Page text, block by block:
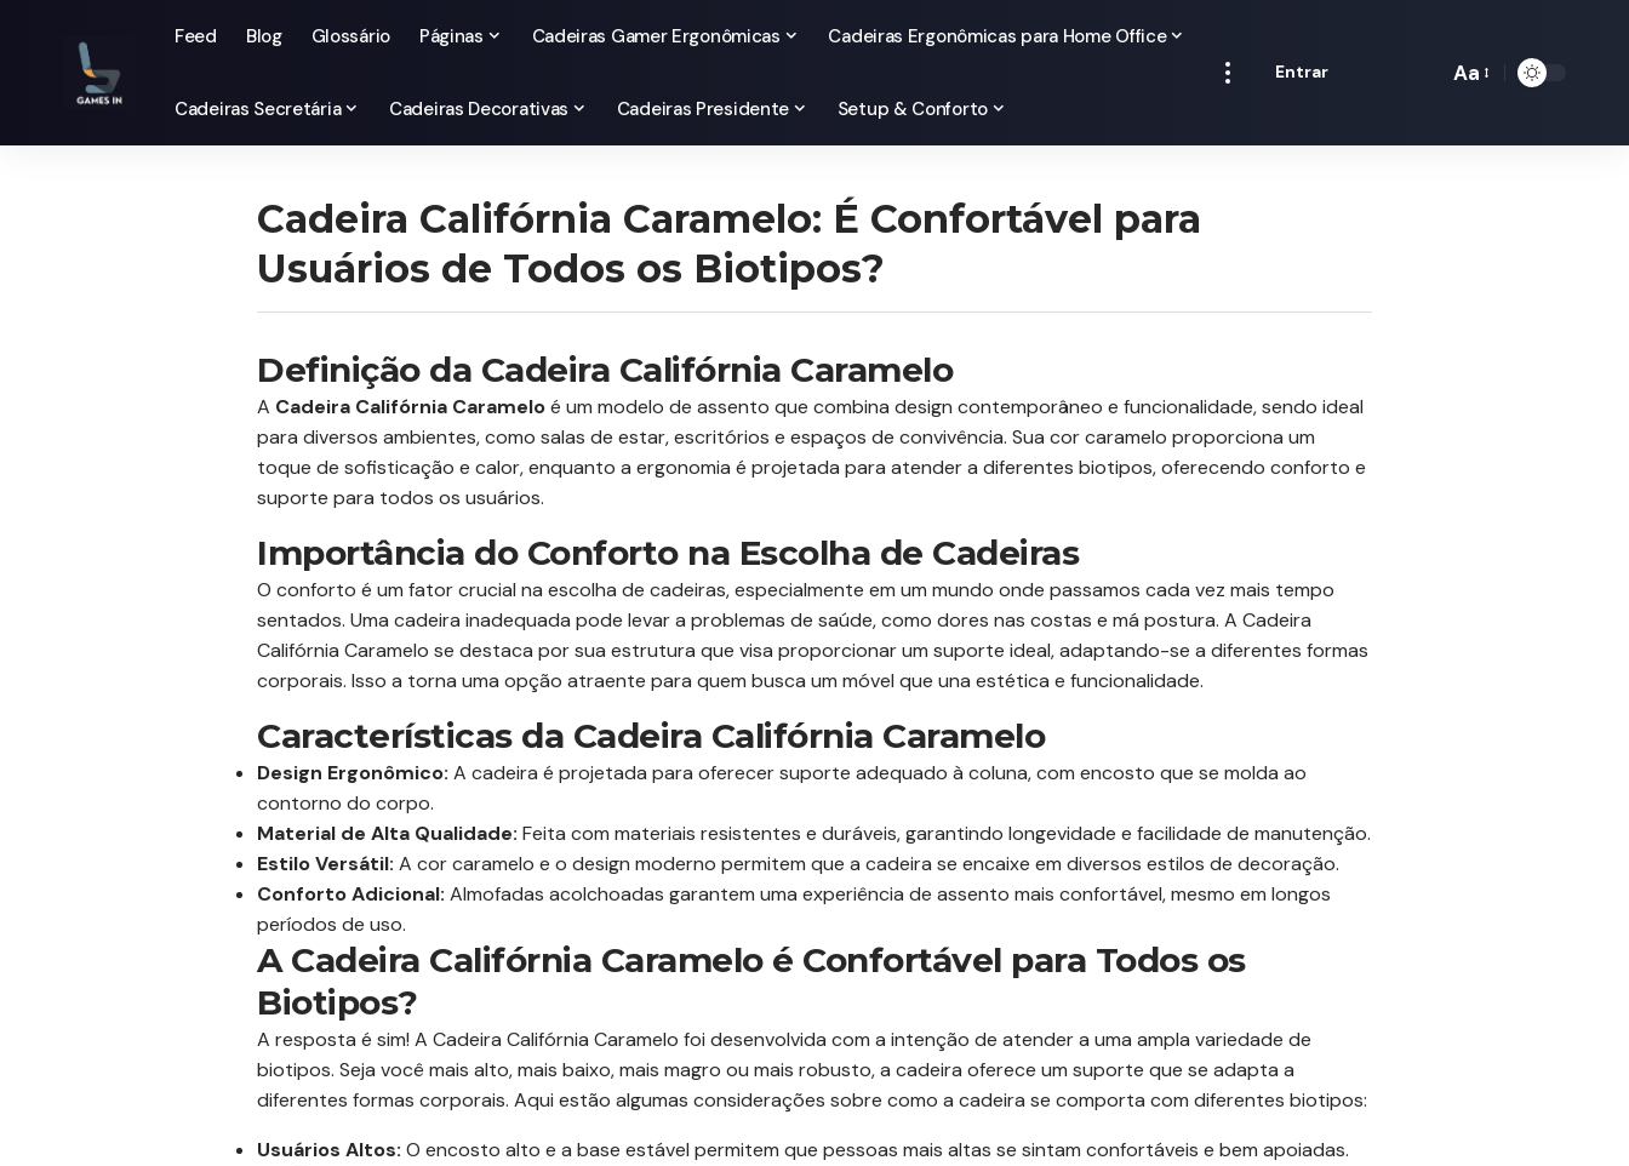
Feed Blog Glossário Páginas Cadeiras Gamer Ergonômicas Cadeiras Ergonômicas para Home Office
Cadeiras Secretária Cadeiras Decorativas Cadeiras Presidente Setup & Conforto
Entrar Aa
Cadeira Califórnia Caramelo: É Confortável para
Usuários de Todos os Biotipos?
Definição da Cadeira Califórnia Caramelo
A Cadeira Califórnia Carameloé um modelo de assento que combina design contemporâneo e funcionalidade, sendo ideal
para diversos ambientes, como salas de estar, escritórios e espaços de convivência. Sua cor caramelo proporciona um
toque de sofisticação e calor, enquanto a ergonomia é projetada para atender a diferentes biotipos, oferecendo conforto e
suporte para todos os usuários.
Importância do Conforto na Escolha de Cadeiras
O conforto é um fator crucial na escolha de cadeiras, especialmente em um mundo onde passamos cada vez mais tempo
sentados. Uma cadeira inadequada pode levar a problemas de saúde, como dores nas costas e má postura. A Cadeira
Califórnia Caramelo se destaca por sua estrutura que visa proporcionar um suporte ideal, adaptando-se a diferentes formas
corporais. Isso a torna uma opção atraente para quem busca um móvel que una estética e funcionalidade.
Características da Cadeira Califórnia Caramelo
Design Ergonômico: A cadeira é projetada para oferecer suporte adequado à coluna, com encosto que se molda ao
contorno do corpo.
Material de Alta Qualidade: Feita com materiais resistentes e duráveis, garantindo longevidade e facilidade de manutenção.
Estilo Versátil: A cor caramelo e o design moderno permitem que a cadeira se encaixe em diversos estilos de decoração.
Conforto Adicional: Almofadas acolchoadas garantem uma experiência de assento mais confortável, mesmo em longos
períodos de uso.
A Cadeira Califórnia Caramelo é Confortável para Todos os
Biotipos?
A resposta é sim! A Cadeira Califórnia Caramelo foi desenvolvida com a intenção de atender a uma ampla variedade de
biotipos. Seja você mais alto, mais baixo, mais magro ou mais robusto, a cadeira oferece um suporte que se adapta a
diferentes formas corporais. Aqui estão algumas considerações sobre como a cadeira se comporta com diferentes biotipos:
Usuários Altos: O encosto alto e a base estável permitem que pessoas mais altas se sintam confortáveis e bem apoiadas.